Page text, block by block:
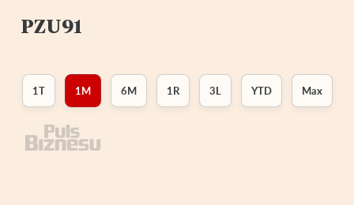
PZU91
1T 1M 6M 1R 3L YTD Max